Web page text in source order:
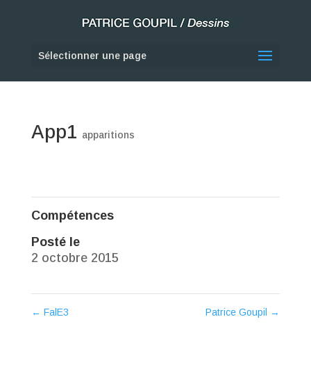
Sélectionner une page
App1 apparitions
Compétences
Posté le
2 octobre 2015
← FalE3 Patrice Goupil →